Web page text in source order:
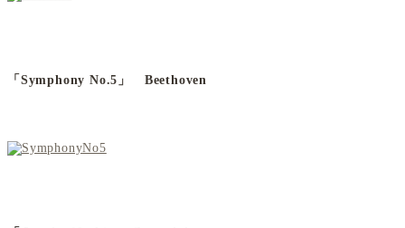
「Symphony No.5」 Beethoven